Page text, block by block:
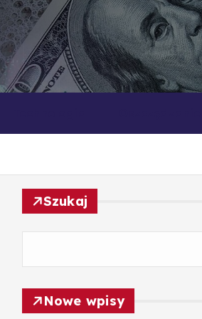
Szukaj
Nowe wpisy